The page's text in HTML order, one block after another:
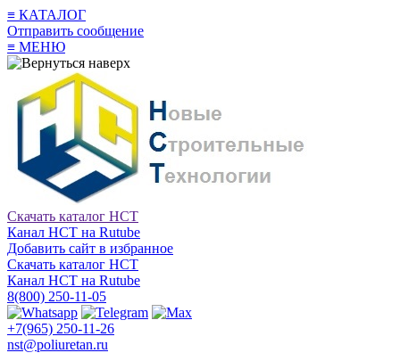
≡ КАТАЛОГ
Отправить сообщение
≡ МЕНЮ
Скачать каталог НСТ
Канал НСТ на Rutube
Добавить сайт в избранное
Скачать каталог НСТ
Канал НСТ на Rutube
8(800) 250-11-05
+7(965) 250-11-26
nst@poliuretan.ru